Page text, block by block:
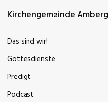
Kirchengemeinde Amberg
Das sind wir!
Gottesdienste
Predigt
Podcast